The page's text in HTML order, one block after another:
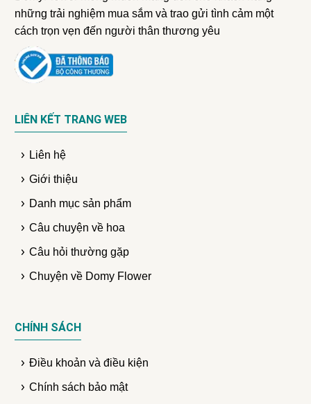
những trải nghiệm mua sắm và trao gửi tình cảm một
cách trọn vẹn đến người thân thương yêu
LIÊN KẾT TRANG WEB
Liên hệ
Giới thiệu
Danh mục sản phẩm
Câu chuyện về hoa
Câu hỏi thường gặp
Chuyện về Domy Flower
CHÍNH SÁCH
Điều khoản và điều kiện
Chính sách bảo mật